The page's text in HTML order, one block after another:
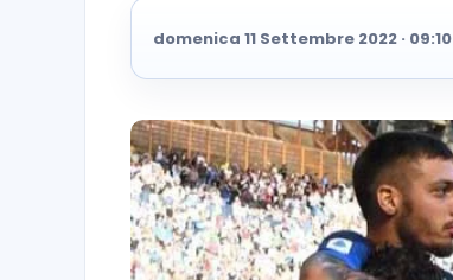
domenica 11 Settembre 2022 · 09:10